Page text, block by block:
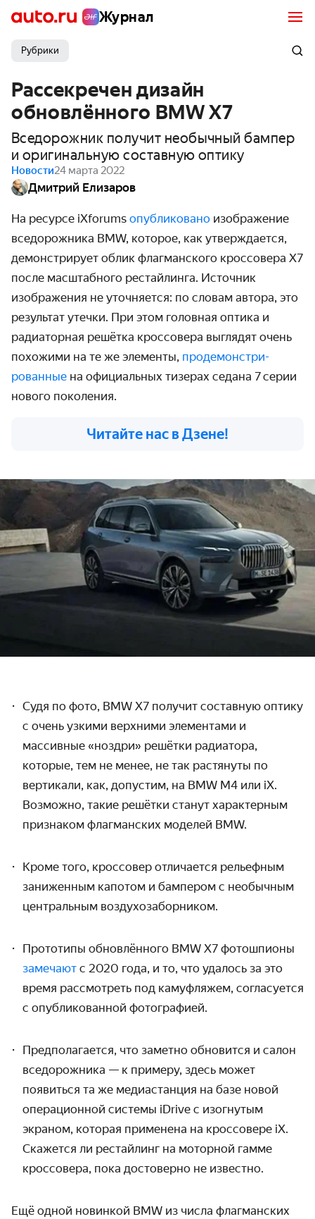
Журнал
Рубрики
Рассекречен дизайн
обновлённого BMW X7
Вседорожник получит необычный бампер
и оригинальную составную оптику
Новости24 марта 2022
Дмитрий Елизаров
На ресурсе iXforums опубликовано изображение
вседорожника BMW, которое, как утверждается,
демонстрирует облик флагманского кроссовера X7
после масштабного рестайлинга. Источник
изображения не уточняется: по словам автора, это
результат утечки. При этом головная оптика и
радиаторная решётка кроссовера выглядят очень
похожими на те же элементы, продемонстри­
рованные на официальных тизерах седана 7 серии
нового поколения.
Читайте нас в Дзене!
Судя по фото, BMW X7 получит составную оптику
с очень узкими верхними элементами и
массивные «ноздри» решётки радиатора,
которые, тем не менее, не так растянуты по
вертикали, как, допустим, на BMW M4 или iX.
Возможно, такие решётки станут характерным
признаком флагманских моделей BMW.
Кроме того, кроссовер отличается рельефным
заниженным капотом и бампером с необычным
центральным воздухозаборником.
Прототипы обновлённого BMW X7 фотошпионы
замечают с 2020 года, и то, что удалось за это
время рассмотреть под камуфляжем, согласуется
с опубликованной фотографией.
Предполагается, что заметно обновится и салон
вседорожника — к примеру, здесь может
появиться та же медиастанция на базе новой
операционной системы iDrive с изогнутым
экраном, которая применена на кроссовере iX.
Скажется ли рестайлинг на моторной гамме
кроссовера, пока достоверно не известно.
Ещё одной новинкой BMW из числа флагманских